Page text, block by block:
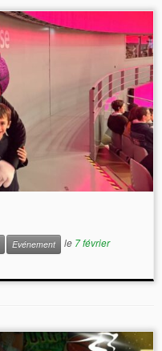
Evénement le 7 février